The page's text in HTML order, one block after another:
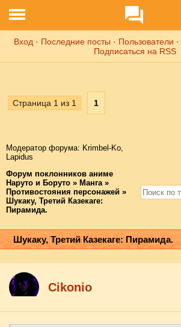
Вход · Последние посты · Пользователи ·
Подписаться на RSS
Страница 1 из 1 1
Модератор форума: Krimbel-Ko,
Lapidus
Форум поклонников аниме
Наруто и Боруто » Манга »
Противостояния персонажей »
Шукаку, Третий Казекаге:
Пирамида.
Шукаку, Третий Казекаге: Пирамида.
Cikоnio